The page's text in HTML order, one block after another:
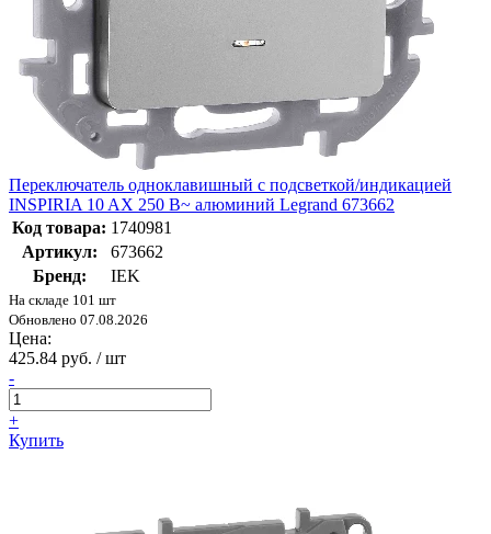
Переключатель одноклавишный с подсветкой/индикацией
INSPIRIA 10 AX 250 В~ алюминий Legrand 673662
Код товара: 1740981
Артикул:
673662
Бренд:
IEK
На складе 101 шт
Обновлено 07.08.2026
Цена:
425.84 руб. / шт
-
+
Купить